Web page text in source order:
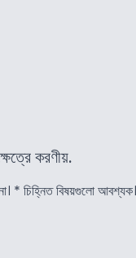
করণীয়.
* চিহ্নিত বিষয়গুলো আবশ্যক।